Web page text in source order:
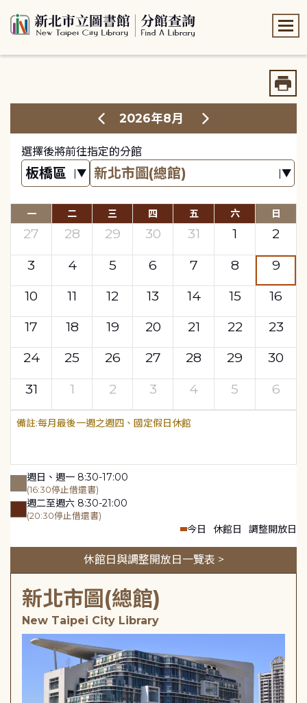
2026年8月
選擇後將前往指定的分館
一 二 三 四 五 六 日
27 28 29 30 31 1
2
3
4 5 6 7 8
9
10
11 12 13 14 15
16
17
18 19 20 21 22
23
24
25 26 27 28 29
30
31
1 2 3 4 5 6
每月最後一週之週四、國定假日休館
週日、週一 8:30-17:00
(16:30停止借還書)
週二至週六 8:30-21:00
(20:30停止借還書)
今日 休館日 調整開放日
休館日與調整開放日一覽表 >
新北市圖(總館)
New Taipei City Library